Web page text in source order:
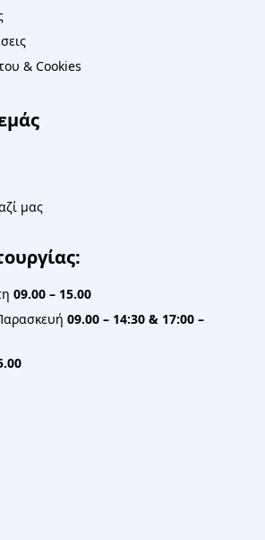
& Cookies
μας
09.00 – 15.00
09.00 – 14:30 & 17:00 –